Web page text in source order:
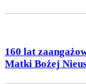
160 lat
Matki Bożej